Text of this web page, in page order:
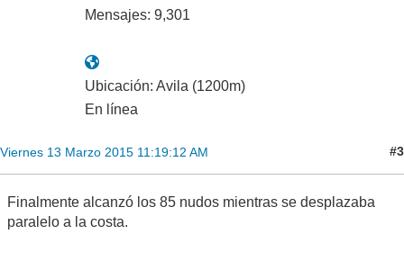
Mensajes: 9,301
Ubicación: Avila (1200m)
En línea
Viernes 13 Marzo 2015 11:19:12 AM #3
Finalmente alcanzó los 85 nudos mientras se desplazaba
paralelo a la costa.